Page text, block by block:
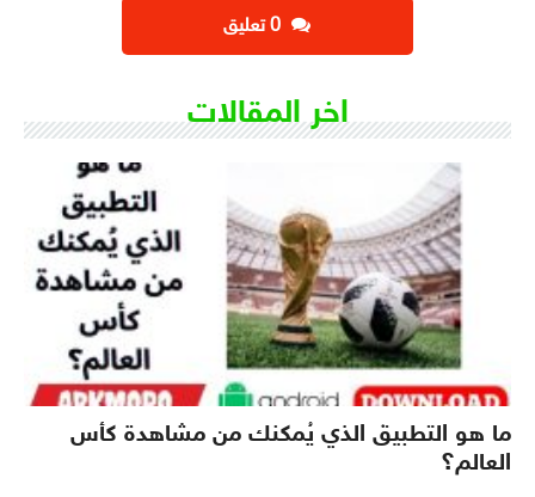
اخر المقالات
ما هو التطبيق الذي يُمكنك من مشاهدة كأس
العالم؟